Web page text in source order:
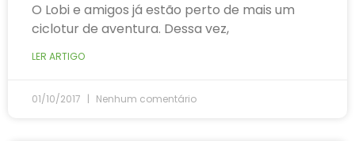
O Lobi e amigos já estão perto de mais um
ciclotur de aventura. Dessa vez,
LER ARTIGO
01/10/2017 Nenhum comentário